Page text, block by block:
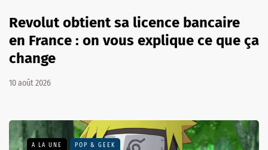
Revolut obtient sa licence bancaire
en France : on vous explique ce que ça
change
10 août 2026
A LA UNE POP & GEEK